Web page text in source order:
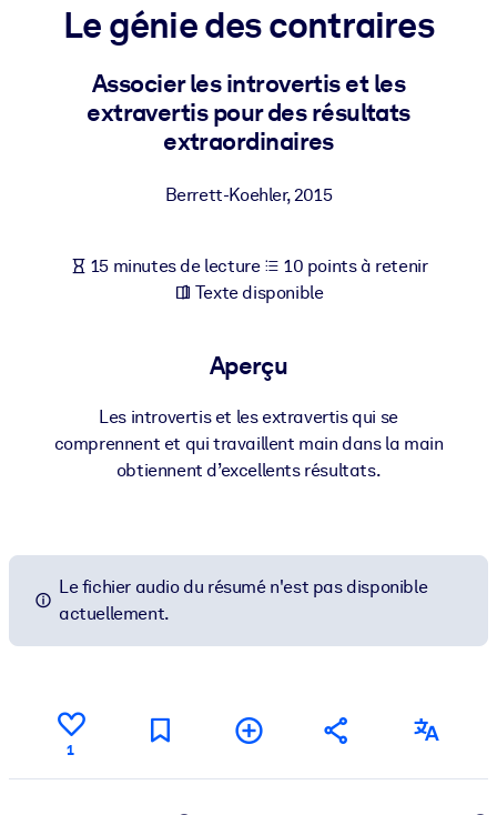
PAR SYSTÈME
Pour LMS/LXP
Intégrez des connaissances vérifiées et concises dans votre
Pour bibliothèques d'entreprise
commerciales fiables et prêtes à l'emploi.
Pour les systèmes d’IA
structurées pour améliorer les résultats.
Le génie des contraires
Associer les introvertis et les
extravertis pour des résultats
extraordinaires
Berrett-Koehler,2015
15 minutes de lecture
10 points à retenir
Texte disponible
Aperçu
Les introvertis et les extravertis qui se
comprennent et qui travaillent main dans la main
obtiennent d’excellents résultats.
Le fichier audio du résumé n'est pas disponible
actuellement.
1